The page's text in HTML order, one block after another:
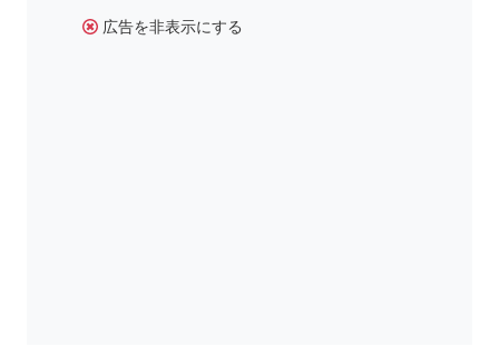
広告を非表示にする